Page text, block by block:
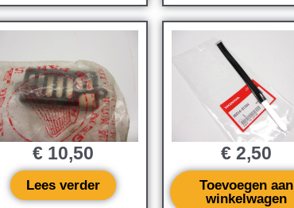
€ 10,50
Lees verder
€2,50
Toevoegen aan
winkelwagen